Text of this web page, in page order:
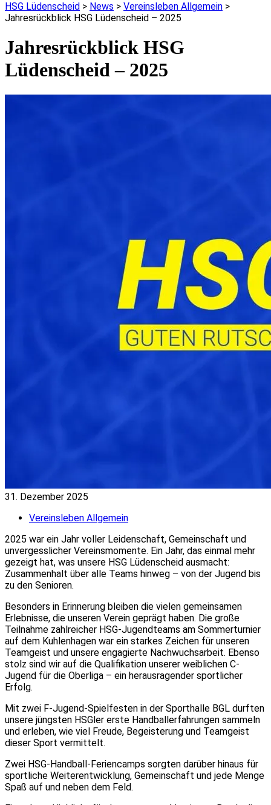
HSG Lüdenscheid > News > Vereinsleben Allgemein >
Jahresrückblick HSG Lüdenscheid – 2025
Jahresrückblick HSG
Lüdenscheid – 2025
31. Dezember 2025
Vereinsleben Allgemein
2025 war ein Jahr voller Leidenschaft, Gemeinschaft und
unvergesslicher Vereinsmomente. Ein Jahr, das einmal mehr
gezeigt hat, was unsere HSG Lüdenscheid ausmacht:
Zusammenhalt über alle Teams hinweg – von der Jugend bis
zu den Senioren.
Besonders in Erinnerung bleiben die vielen gemeinsamen
Erlebnisse, die unseren Verein geprägt haben. Die große
Teilnahme zahlreicher HSG-Jugendteams am Sommerturnier
auf dem Kuhlenhagen war ein starkes Zeichen für unseren
Teamgeist und unsere engagierte Nachwuchsarbeit. Ebenso
stolz sind wir auf die Qualifikation unserer weiblichen C-
Jugend für die Oberliga – ein herausragender sportlicher
Erfolg.
Mit zwei F-Jugend-Spielfesten in der Sporthalle BGL durften
unsere jüngsten HSGler erste Handballerfahrungen sammeln
und erleben, wie viel Freude, Begeisterung und Teamgeist
dieser Sport vermittelt.
Zwei HSG-Handball-Feriencamps sorgten darüber hinaus für
sportliche Weiterentwicklung, Gemeinschaft und jede Menge
Spaß auf und neben dem Feld.